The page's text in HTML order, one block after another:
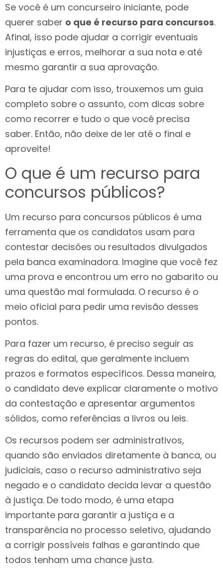
Se você é um concurseiro iniciante, pode
querer saber o que é recurso para concursos.
Afinal, isso pode ajudar a corrigir eventuais
injustiças e erros, melhorar a sua nota e até
mesmo garantir a sua aprovação.
Para te ajudar com isso, trouxemos um guia
completo sobre o assunto, com dicas sobre
como recorrer e tudo o que você precisa
saber. Então, não deixe de ler até o final e
aproveite!
O que é um recurso para
concursos públicos?
Um recurso para concursos públicos é uma
ferramenta que os candidatos usam para
contestar decisões ou resultados divulgados
pela banca examinadora. Imagine que você fez
uma prova e encontrou um erro no gabarito ou
uma questão mal formulada. O recurso é o
meio oficial para pedir uma revisão desses
pontos.
Para fazer um recurso, é preciso seguir as
regras do edital, que geralmente incluem
prazos e formatos específicos. Dessa maneira,
o candidato deve explicar claramente o motivo
da contestação e apresentar argumentos
sólidos, como referências a livros ou leis.
Os recursos podem ser administrativos,
quando são enviados diretamente à banca, ou
judiciais, caso o recurso administrativo seja
negado e o candidato decida levar a questão
à justiça. De todo modo, é uma etapa
importante para garantir a justiça e a
transparência no processo seletivo, ajudando
a corrigir possíveis falhas e garantindo que
todos tenham uma chance justa.